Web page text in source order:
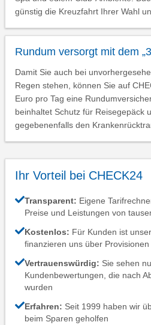
günstig die Kreuzfahrt Ihrer Wahl
Rundum versorgt mit dem
Damit Sie auch bei
Regen stehen, können Sie auf
Euro pro Tag eine
beinhaltet Schutz für Reisegepäck
gegebenenfalls den
Ihr Vorteil bei CHECK24
Transparent: Eigene
Preise und Leistungen von
Kostenlos: Für Kunden ist
finanzieren uns über Provisionen
Vertrauenswürdig: Sie sehen
Kundenbewertungen, die nach
wurden
Erfahren: Seit 1999 haben wir
beim Sparen geholfen